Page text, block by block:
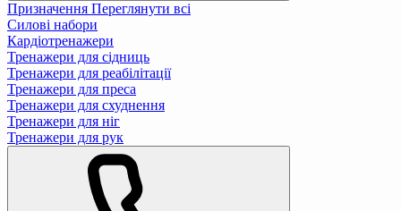
Призначення Переглянути всі
Силові набори
Кардіотренажери
Тренажери для сідниць
Тренажери для реабілітації
Тренажери для преса
Тренажери для схуднення
Тренажери для ніг
Тренажери для рук